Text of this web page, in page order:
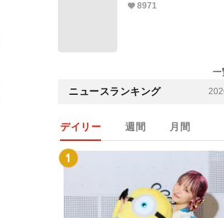
8971
一
ニュースランキング
デイリー 週間 月間